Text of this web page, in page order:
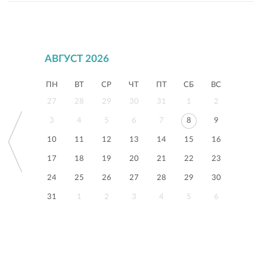
АВГУСТ 2026
ПН ВТ СР ЧТ ПТ СБ ВС
27 28 29 30 31 1 2
3 4 5 6 7 8 9
10 11 12 13 14 15 16
17 18 19 20 21 22 23
24 25 26 27 28 29 30
31 1 2 3 4 5 6